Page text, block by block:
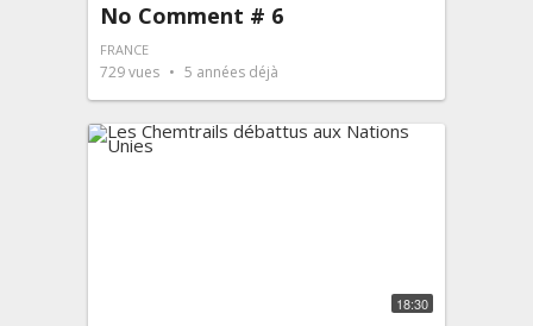
No Comment # 6
FRANCE
729vues 5 années déjà
18:30